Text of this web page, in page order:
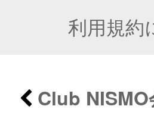
利用規約
Club